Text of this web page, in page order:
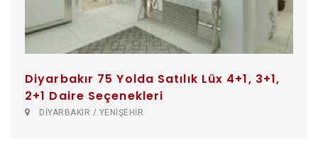
Diyarbakır 75 Yolda Satılık Lüx 4+1, 3+1,
2+1 Daire Seçenekleri
DİYARBAKIR / YENİŞEHİR